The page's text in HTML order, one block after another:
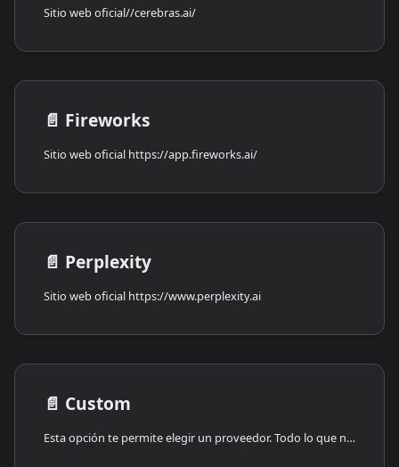
Sitio web oficial//cerebras.ai/
📄️ Fireworks
Sitio web oficial https://app.fireworks.ai/
📄️ Perplexity
Sitio web oficial https://www.perplexity.ai
📄️ Custom
Esta opción te permite elegir un proveedor. Todo lo que necesitas para conectarte es la clave API y el Enlace Personalizado del proveedor (punto final de completación), comúnmente el enlace de registro.